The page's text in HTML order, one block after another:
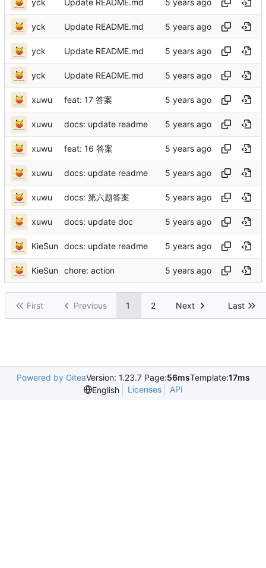
yck Update README.md
yck Update README.md
yck Update README.md
yck Update README.md
xuwu feat: 17 答案
xuwu docs: update readme
xuwu feat: 16 答案
xuwu docs: update readme
xuwu docs: 第六题答案
xuwu docs: update doc
KieSun docs: update readme
KieSun chore: action
First Previous 1 2 Next Last
Powered by GiteaVersion: 1.23.7 Page:56msTemplate:17ms
English
Licenses API